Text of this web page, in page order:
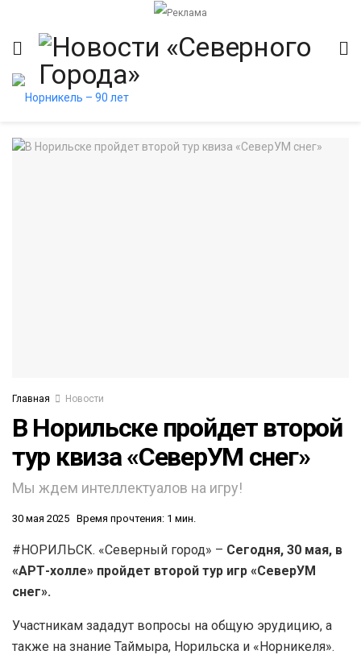
Главная Новости
В Норильске пройдет второй
тур квиза «СеверУМ снег»
Мы ждем интеллектуалов на игру!
30 мая 2025 Время прочтения: 1 мин.
#НОРИЛЬСК. «Северный город» – Сегодня, 30 мая, в
«АРТ-холле» пройдет второй тур игр «СеверУМ
снег».
Участникам зададут вопросы на общую эрудицию, а
также на знание Таймыра, Норильска и «Норникеля».